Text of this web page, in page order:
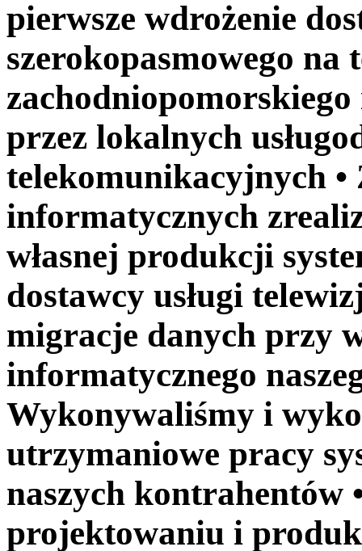
pierwsze wdrożenie
szerokopasmowego na
przez lokalnych
telekomunikacyjnych
informatycznych
własnej produkcji
dostawcy usługi
migracje danych przy
informatycznego
Wykonywaliśmy i
utrzymaniowe pracy
naszych kontrahentów
projektowaniu i